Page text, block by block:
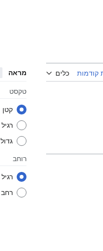
קודמות כלים מראה
טקסט
קטן
רגיל
גדול
רוחב
רגיל
רחב